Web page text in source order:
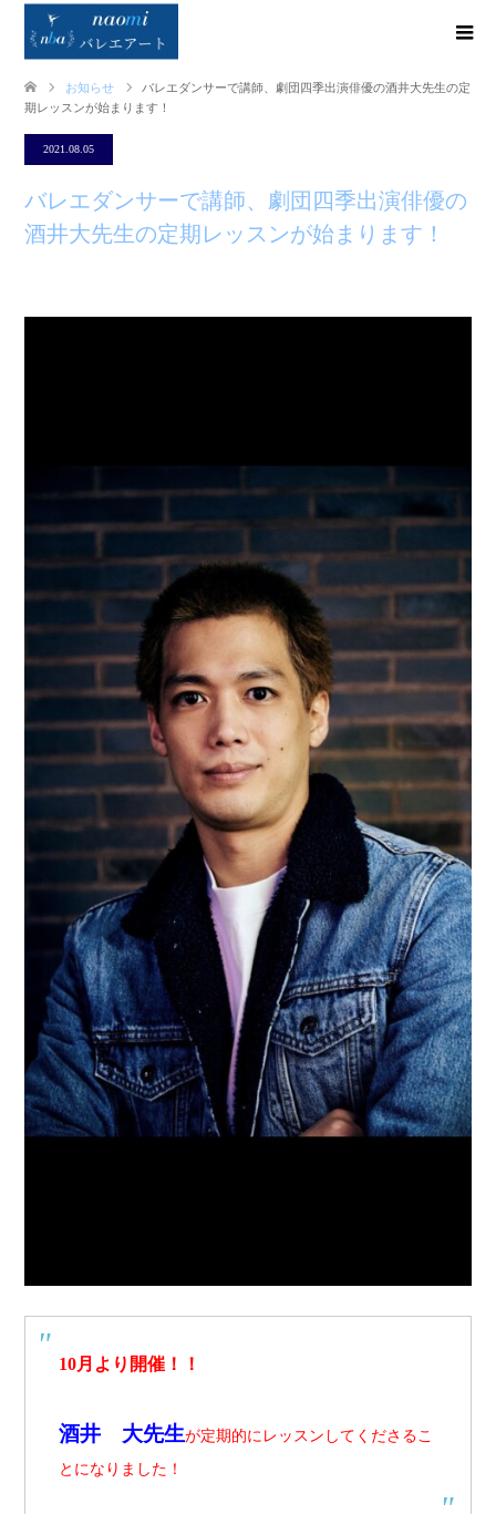
お知らせ
バレエダンサーで講師、劇団四季出演俳優の酒井大先生の定
期レッスンが始まります！
2021.08.05
バレエダンサーで講師、劇団四季出演俳優の
酒井大先生の定期レッスンが始まります！
10月より開催！！
酒井 大先生が定期的にレッスンしてくださるこ
とになりました！